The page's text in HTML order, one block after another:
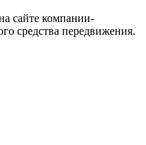
сайте компании-
средства передвижения.